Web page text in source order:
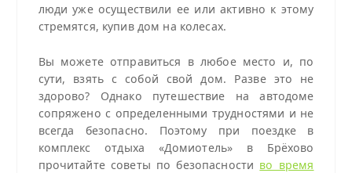
люди уже осуществили ее или активно к этому
стремятся, купив дом на колесах.
Вы можете отправиться в любое место и, по
сути, взять с собой свой дом. Разве это не
здорово? Однако путешествие на автодоме
сопряжено с определенными трудностями и не
всегда безопасно. Поэтому при поездке в
комплекс отдыха «Домиотель» в Брёхово
прочитайте советы по безопасности во время